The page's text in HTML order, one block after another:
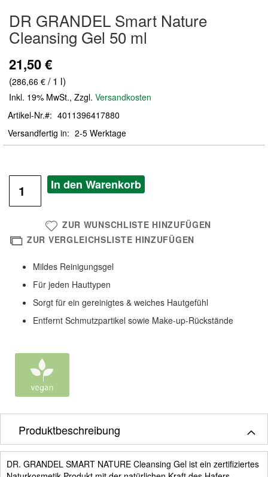
Anfang
der
Bildergalerie
DR GRANDEL Smart Nature
Cleansing Gel 50 ml
21,50 €
(286,66 € / 1 l)
Inkl. 19% MwSt., Zzgl. Versandkosten
Artikel-Nr.
4011396417880
Versandfertig in
2-5 Werktage
In den Warenkorb
ZUR WUNSCHLISTE HINZUFÜGEN
ZUR VERGLEICHSLISTE HINZUFÜGEN
Mildes Reinigungsgel
Für jeden Hauttypen
Sorgt für ein gereinigtes & weiches Hautgefühl
Entfernt Schmutzpartikel sowie Make-up-Rückstände
Produktbeschreibung
DR. GRANDEL SMART NATURE Cleansing Gel ist ein zertifiziertes